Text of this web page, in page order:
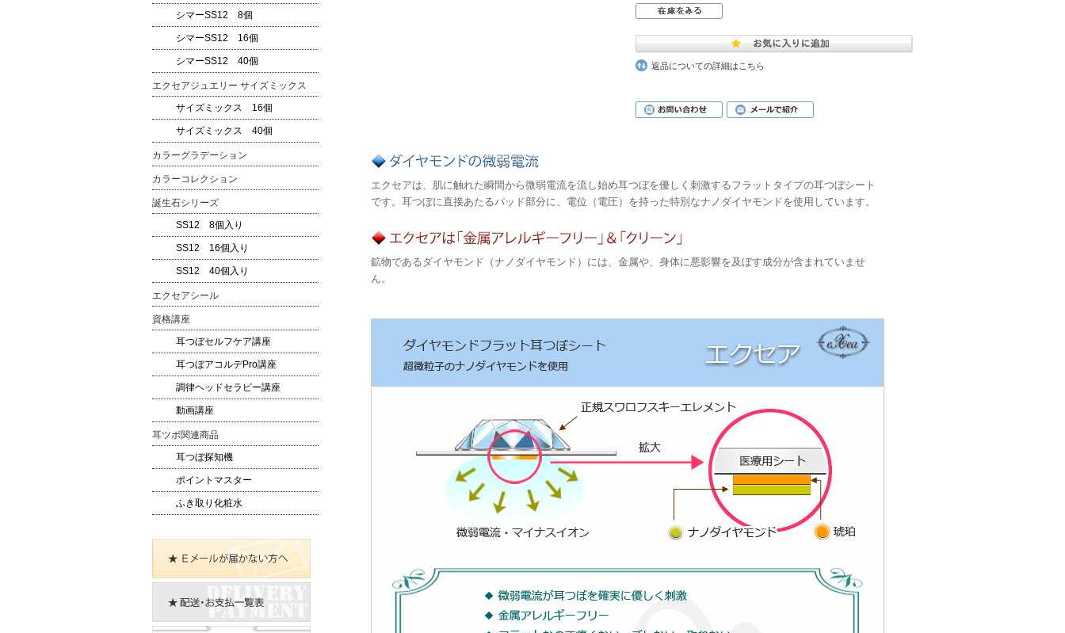
返品についての詳細はこちら
エクセアは、肌に触れた瞬間から微弱電流を流し始め耳つぼを優しく刺激するフラットタイプの耳つぼシート
です。耳つぼに直接あたるパッド部分に、電位（電圧）を持った特別なナノダイヤモンドを使用しています。
鉱物であるダイヤモンド（ナノダイヤモンド）には、金属や、身体に悪影響を及ぼす成分が含まれていませ
ん。
シマーSS12 8個
シマーSS12 16個
シマーSS12 40個
エクセアジュエリー サイズミックス
サイズミックス 16個
サイズミックス 40個
カラーグラデーション
カラーコレクション
誕生石シリーズ
SS12 8個入り
SS12 16個入り
SS12 40個入り
エクセアシール
資格講座
耳つぼセルフケア講座
耳つぼアコルデPro講座
調律ヘッドセラピー講座
動画講座
耳ツボ関連商品
耳つぼ探知機
ポイントマスター
ふき取り化粧水